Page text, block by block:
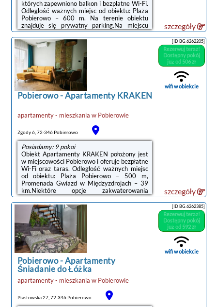
których zapewniono balkon i bezpłatne Wi-Fi.
Odległość ważnych miejsc od obiektu: Plaża
Pobierowo – 600 m. Na terenie obiektu
znajduje się prywatny parking.Na miejscu
znajduje się telewizor z płaskim ekranem oraz
prywatna łazienka z prysznicem i suszarką do
włosów. Aneks kuchenny wyposażono w
lodówkę, mikrofalówkę oraz płytę
kuchenną.Odległość ważnych miejsc od
obiektu: Promenada Gwiazd w
Międzyzdrojach – 40 km, Klub golfowy Amber
Baltic – 28 km.Doba hotelowa od godziny
15:00 do ...
szczegóły
Pobierowo-Apartamenty KRAKEN
apartamenty - mieszkania w Pobierowie
Zgody 6, 72-346 Pobierowo
Posiadamy: 9 pokoi
Obiekt Apartamenty KRAKEN położony jest
w miejscowości Pobierowo i oferuje bezpłatne
Wi-Fi oraz taras. Odległość ważnych miejsc
od obiektu: Plaża Pobierowo – 500 m,
Promenada Gwiazd w Międzyzdrojach – 39
km.Niektóre opcje zakwaterowania
wyposażone są w telewizor z płaskim
ekranem z dostępem do kanałów
satelitarnych. W wybranych opcjach
zapewniono też aneks kuchenny z pełnym
wyposażeniem, w tym lodówką, a także
prywatną łazienkę z prysznicem i suszarką do
włosów.Obiekt Apartamenty KRAKEN
oferuje wypożyczalnię rowerów.Odległość
ważnych miejsc od obiektu: Klub ...
[ID BG.6262205]
Rezerwuj teraz!
Dostępny pokój
już od 506 zł
wifi w obiekcie
szczegóły
Pobierowo-Apartamenty
Śniadanie do Łóżka
apartamenty - mieszkania w Pobierowie
Piastowska 27, 72-346 Pobierowo
[ID BG.6262385]
Rezerwuj teraz!
Dostępny pokój
już od 592 zł
wifi w obiekcie